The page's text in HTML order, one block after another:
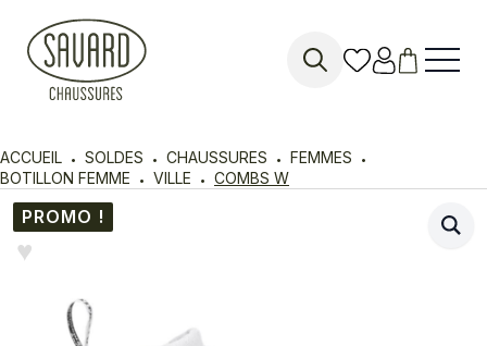
ACCUEIL SOLDES CHAUSSURES
FEMMES
BOTILLON FEMME
VILLE COMBS W
PROMO !
♥︎